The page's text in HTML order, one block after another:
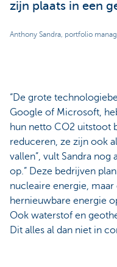
zijn plaats in een
Anthony Sandra, portfolio
“De grote
Google of Microsoft,
hun netto CO2 uitstoot
reduceren, ze zijn ook
vallen”, vult Sandra nog
op.” Deze bedrijven
nucleaire energie,
hernieuwbare energie
Ook waterstof en
Dit alles al dan niet in